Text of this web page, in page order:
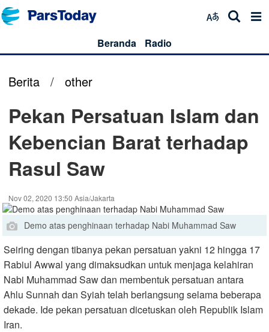
Beranda Radio
Berita / other
Pekan Persatuan Islam dan
Kebencian Barat terhadap
Rasul Saw
Nov 02, 2020 13:50 Asia/Jakarta
Demo atas penghinaan terhadap Nabi Muhammad Saw
Seiring dengan tibanya pekan persatuan yakni 12 hingga 17
Rabiul Awwal yang dimaksudkan untuk menjaga kelahiran
Nabi Muhammad Saw dan membentuk persatuan antara
Ahlu Sunnah dan Syiah telah berlangsung selama beberapa
dekade. Ide pekan persatuan dicetuskan oleh Republik Islam
Iran.